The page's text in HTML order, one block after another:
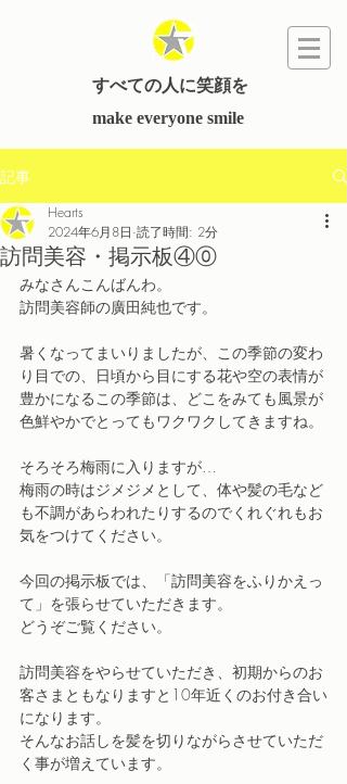
すべての人に笑顔を
​make everyone smile
記事
訪問美容・掲示板④⓪
Hearts
2024年6月8日 読了時間: 2分
みなさんこんばんわ。
訪問美容師の廣田純也です。
暑くなってまいりましたが、この季節の変わ
り目での、日頃から目にする花や空の表情が
豊かになるこの季節は、どこをみても風景が
色鮮やかでとってもワクワクしてきますね。
そろそろ梅雨に入りますが…
梅雨の時はジメジメとして、体や髪の毛など
も不調があらわれたりするのでくれぐれもお
気をつけてください。
今回の掲示板では、「訪問美容をふりかえっ
て」を張らせていただきます。
どうぞご覧ください。
訪問美容をやらせていただき、初期からのお
客さまともなりますと10年近くのお付き合い
になります。
そんなお話しを髪を切りながらさせていただ
く事が増えています。